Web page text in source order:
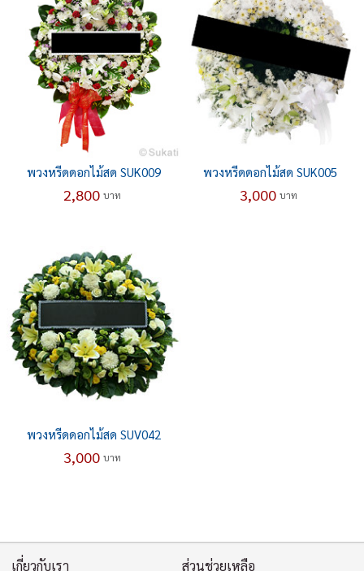
พวงหรีดดอกไม้สด SUK009
2,800 บาท
พวงหรีดดอกไม้สด SUK005
3,000 บาท
พวงหรีดดอกไม้สด SUV042
3,000 บาท
เกี่ยวกับเรา ส่วนช่วยเหลือ